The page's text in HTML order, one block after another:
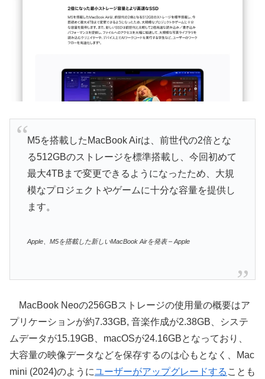
M5を搭載したMacBook Airは、前世代の2倍とな
る512GBのストレージを標準搭載し、今回初めて
最大4TBまで変更できるようになったため、大規
模なプロジェクトやゲームに十分な容量を提供し
ます。
Apple、M5を搭載した新しいMacBook Airを発表 – Apple
MacBook Neoの256GBストレージの使用量の概要はア
プリケーションが約7.33GB, 音楽作成が2.38GB、システ
ムデータが15.19GB、macOSが24.16GBとなっており、
大容量の映像データなどを保存するのは心もとなく、Mac
mini (2024)のようにユーザーがアップグレードする ことも